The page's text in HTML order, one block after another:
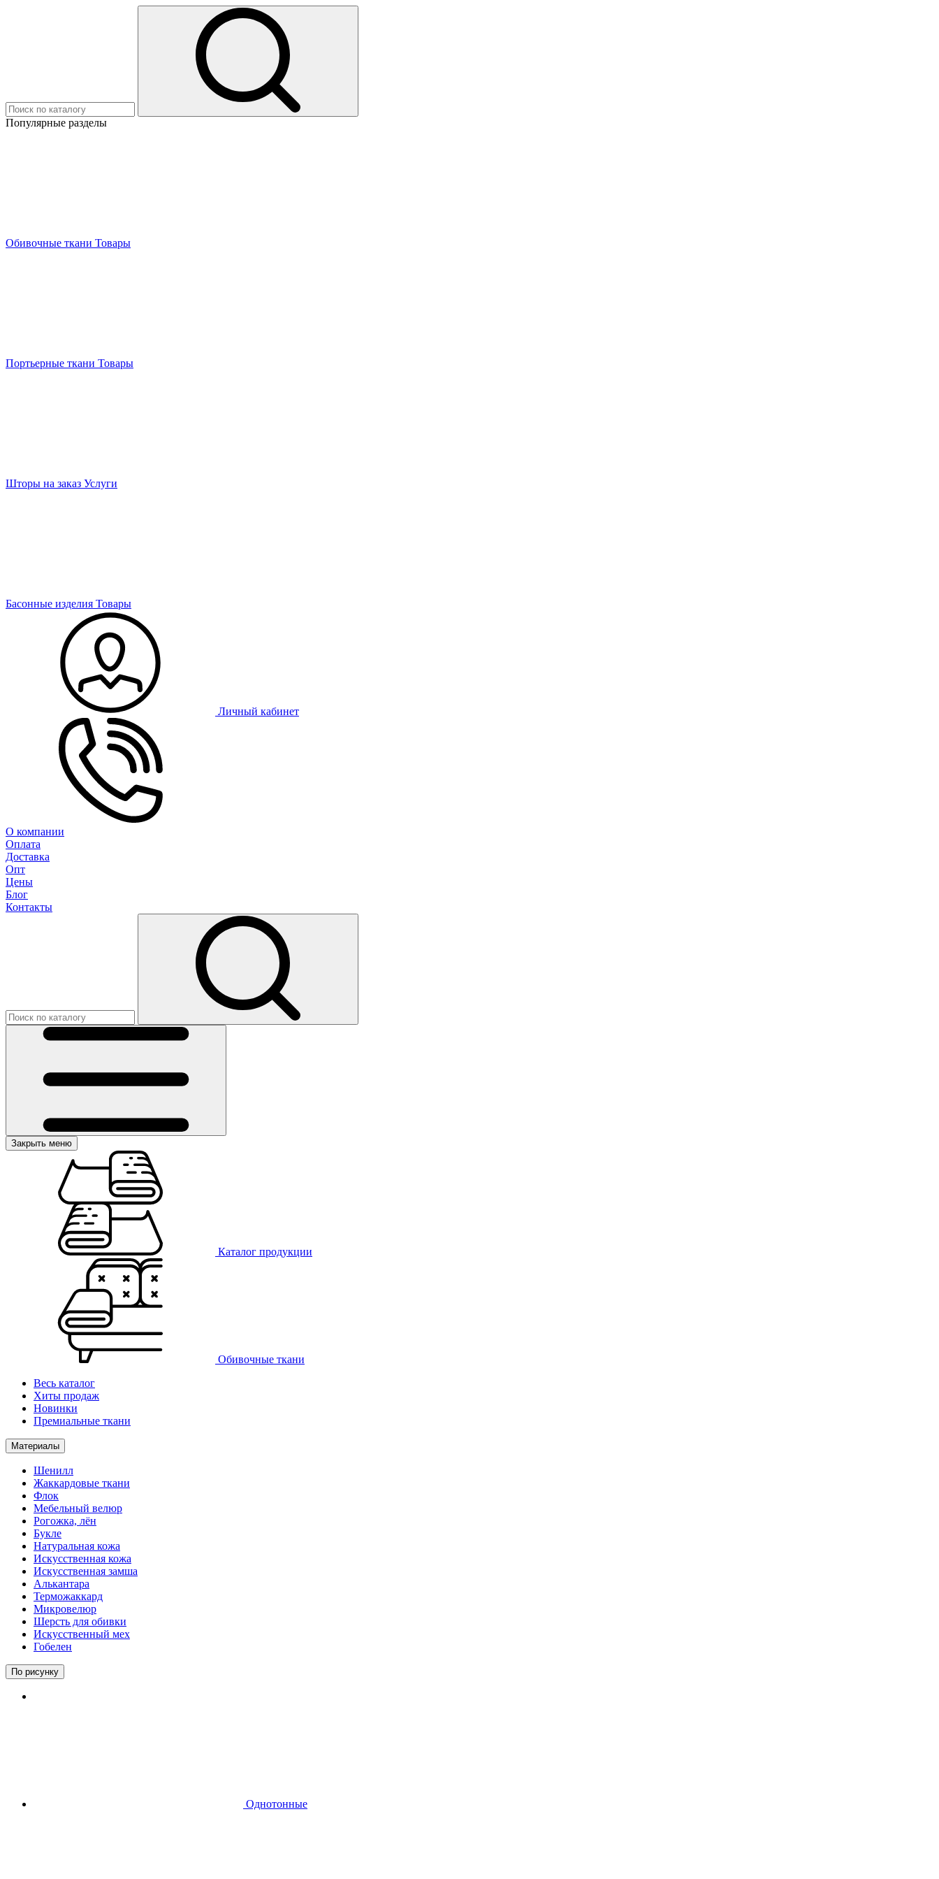
Популярные разделы
Обивочные ткани Товары
Портьерные ткани Товары
Шторы на заказ Услуги
Басонные изделия Товары
Личный кабинет
О компании
Оплата
Доставка
Опт
Цены
Блог
Контакты
Закрыть меню
Каталог продукции
Обивочные ткани
Весь каталог
Хиты продаж
Новинки
Премиальные ткани
Материалы
Шенилл
Жаккардовые ткани
Флок
Мебельный велюр
Рогожка, лён
Букле
Натуральная кожа
Искусственная кожа
Искусственная замша
Алькантара
Терможаккард
Микровелюр
Шерсть для обивки
Искусственный мех
Гобелен
По рисунку
Однотонные